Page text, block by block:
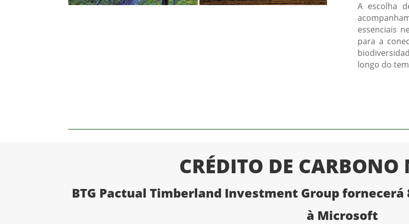
A escolha
essenciais
para a
longo do
CRÉDITO DE
BTG Pactual Timberland Investment Group
à Microsoft